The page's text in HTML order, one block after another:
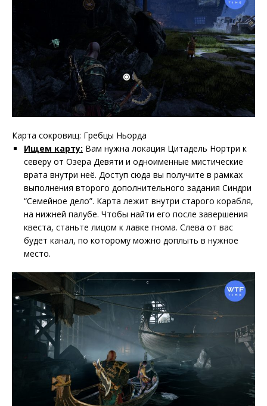
Карта сокровищ: Гребцы Ньорда
Ищем карту: Вам нужна локация Цитадель Нортри к
северу от Озера Девяти и одноименные мистические
врата внутри неё. Доступ сюда вы получите в рамках
выполнения второго дополнительного задания Синдри
“Семейное дело”. Карта лежит внутри старого корабля,
на нижней палубе. Чтобы найти его после завершения
квеста, станьте лицом к лавке гнома. Слева от вас
будет канал, по которому можно доплыть в нужное
место.